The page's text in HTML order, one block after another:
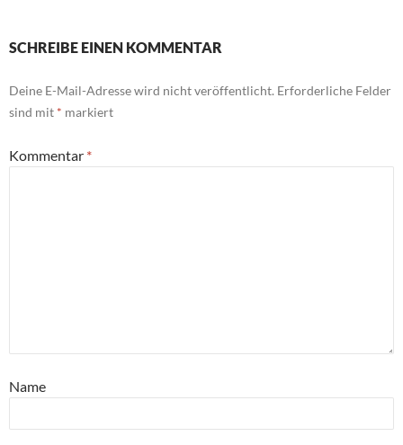
SCHREIBE EINEN KOMMENTAR
Deine E-Mail-Adresse wird nicht veröffentlicht. Erforderliche Felder
sind mit * markiert
Kommentar *
Name